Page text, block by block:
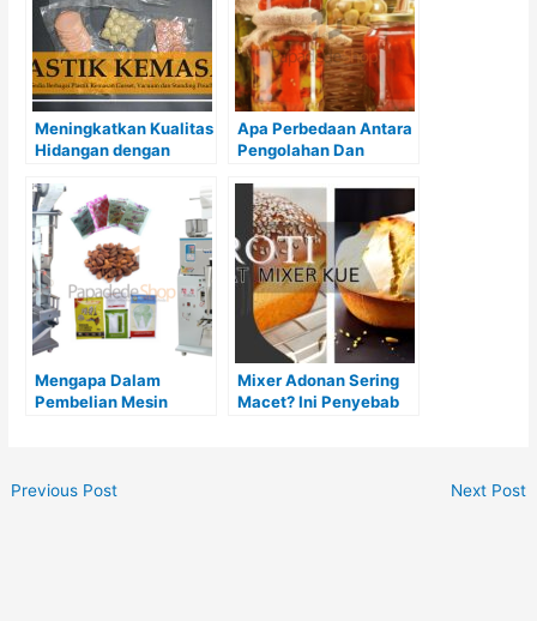
Meningkatkan Kualitas
Hidangan dengan
Makanan
Apa Perbedaan Antara
Pengolahan Dan
Mengapa Dalam
Pembelian Mesin
Mixer Adonan Sering
Macet? Ini Penyebab
Previous Post Next Post